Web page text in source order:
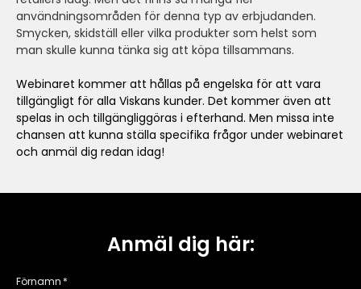
användningsområden för denna typ av erbjudanden.
Smycken, skidställ eller vilka produkter som helst som
man skulle kunna tänka sig att köpa tillsammans.
Webinaret kommer att hållas på engelska för att vara
tillgängligt för alla Viskans kunder. Det kommer även att
spelas in och tillgängliggöras i efterhand. Men missa inte
chansen att kunna ställa specifika frågor under webinaret
och anmäl dig redan idag!
Anmäl dig här:
Förnamn *